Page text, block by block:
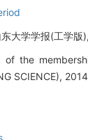
大学学报(工学
of the
SCIENCE),